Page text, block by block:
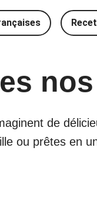
de
ou prêtes en